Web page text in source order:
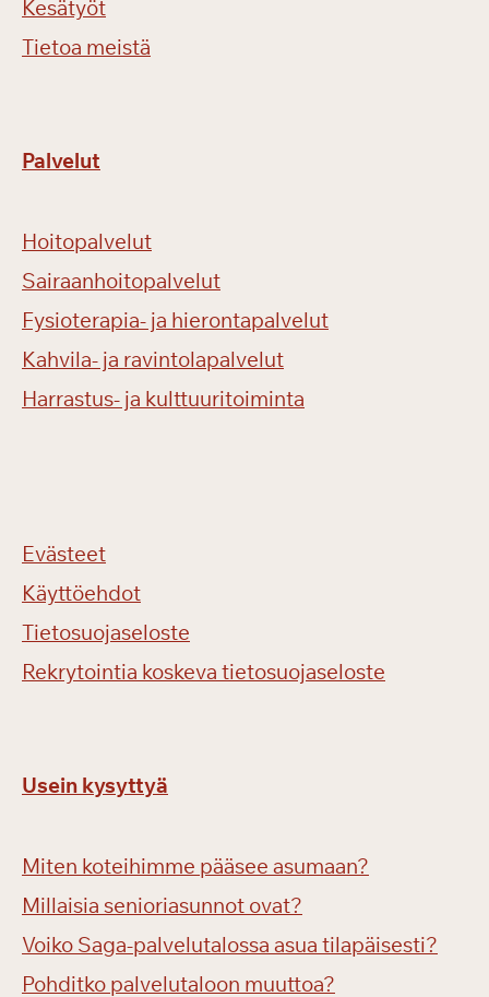
Kesätyöt
Tietoa meistä
Palvelut
Hoitopalvelut
Sairaanhoitopalvelut
Fysioterapia- ja hierontapalvelut
Kahvila- ja ravintolapalvelut
Harrastus- ja kulttuuritoiminta
Evästeet
Käyttöehdot
Tietosuojaseloste
Rekrytointia koskeva tietosuojaseloste
Usein kysyttyä
Miten koteihimme pääsee asumaan?
Millaisia senioriasunnot ovat?
Voiko Saga-palvelutalossa asua tilapäisesti?
Pohditko palvelutaloon muuttoa?